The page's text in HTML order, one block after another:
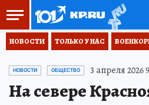
НОВОСТИ ТОЛЬКО У НАС
НОВОСТИ ОБЩЕСТВО 3 апреля 2026
На севере